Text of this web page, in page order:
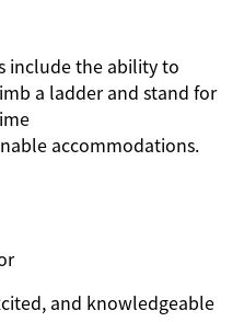
include the ability to
a ladder and stand for
accommodations.
and knowledgeable